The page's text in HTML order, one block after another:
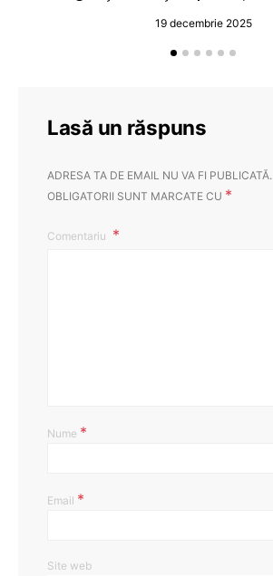
19 decembrie 2025
Lasă un răspuns
ADRESA TA DE EMAIL NU VA FI PUBLICATĂ.
OBLIGATORII SUNT MARCATE CU *
Comentariu
Nume *
Email *
Site web